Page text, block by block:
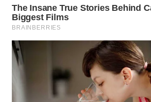
WN
KEPULAUAN